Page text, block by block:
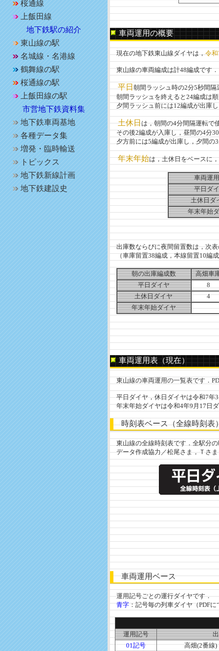
桜通線
上飯田線
地下鉄駅の紹介
東山線の駅
名城線・名港線
鶴舞線の駅
桜通線の駅
上飯田線の駅
市営地下鉄資料集
地下鉄車両基地
各種データ集
増発・臨時輸送
トピックス
地下鉄新線計画
地下鉄建設史
車両運用の概要
現在の地下鉄東山線ダイヤは，令
東山線の車両編成は計48編成です．
平日朝間ラッシュ時の2分5秒間
朝間ラッシュを終えると24編成は順
夕間ラッシュ前には12編成が出庫
土休日は，朝間の4分間隔運転で
その後2編成が入庫し，昼間の4分
夕方前には5編成が出庫し，夕間の
年末年始は，土休日をベースに
車両運
平日ダ
土休日ダ
年末年始
出庫数ならびに夜間留置数は，次表
（車庫留置38編成，本線留置10編
朝の出庫編成数
高畑車
平日ダイヤ
8
土休日ダイヤ
4
年末年始ダイヤ
車両運用表（現在）
東山線の車両運用の一覧表です．
平日ダイヤ，休日ダイヤは令和7年3
年末年始ダイヤは令和4年9月17日
時刻表ベース（全線時刻表
東山線の全線時刻表です．全駅分
データ作成協力／松尾さま，Ｔさま
車両運用ベース
運用記号ごとの運行ダイヤです．
青字：記号毎の列車ダイヤ（PDFに
運用記号
01記号
高畑(2番線)